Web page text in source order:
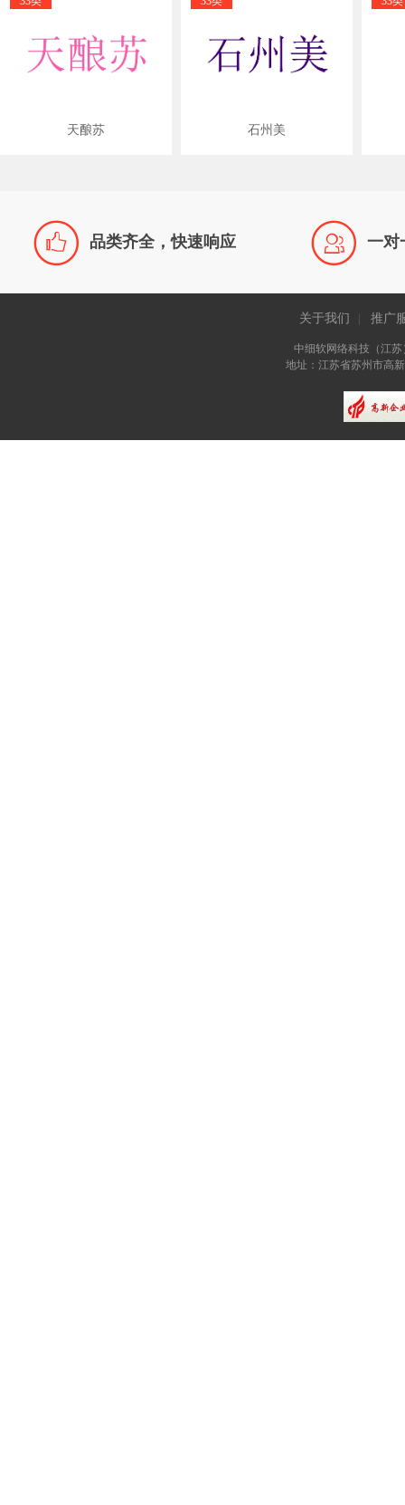
天酿苏 石州美
 品类齐全，快速响应  一对
关于我们 推广
中细软网络科技（江
地址：江苏省苏州市高